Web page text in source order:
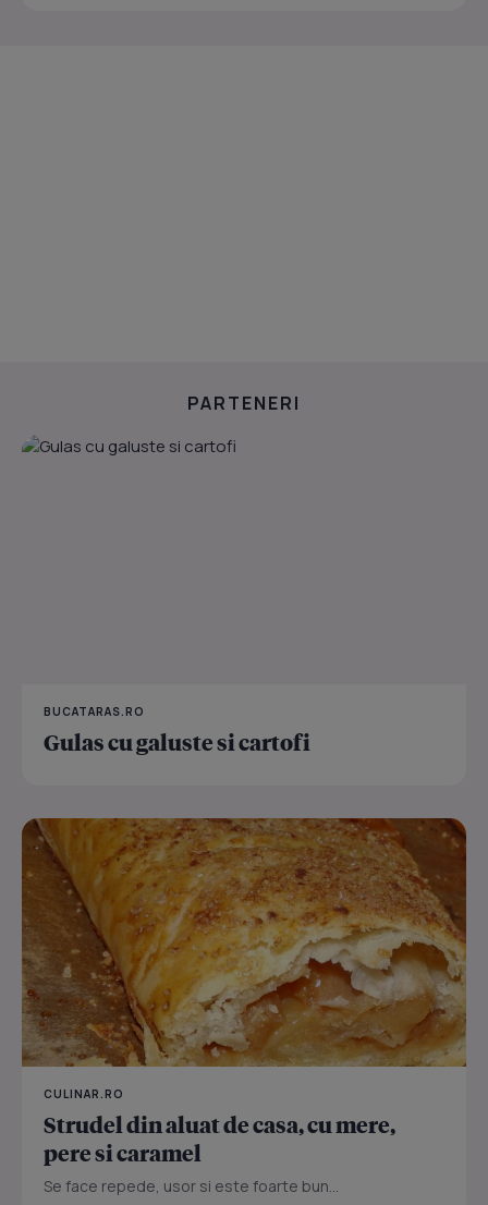
PARTENERI
BUCATARAS.RO
Gulas cu galuste si cartofi
CULINAR.RO
Strudel din aluat de casa, cu mere,
pere si caramel
Se face repede, usor si este foarte bun...